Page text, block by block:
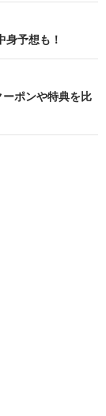
身予想も！
ーポンや特典を比